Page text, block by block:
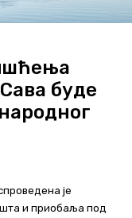
буде
је
и приобаља под